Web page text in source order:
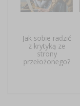
Jak sobie radzić
z krytyką ze
strony
przełożonego?